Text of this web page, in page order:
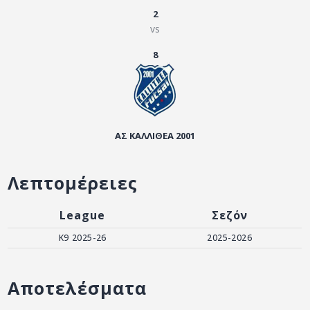
2
vs
8
ΑΣ ΚΑΛΛΙΘΕΑ 2001
Λεπτομέρειες
League Σεζόν
Κ9 2025-26 2025-2026
Αποτελέσματα